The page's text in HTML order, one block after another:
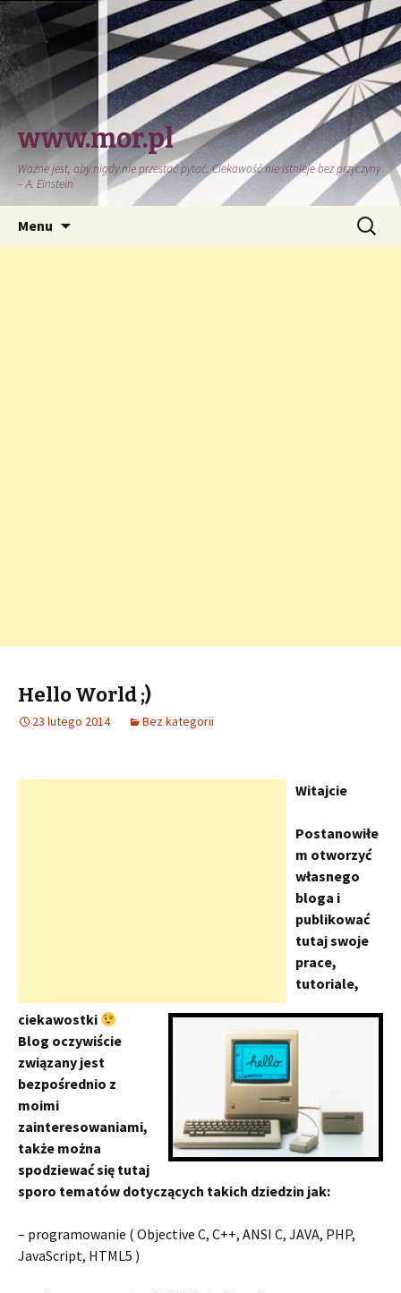
www.mor.pl
Ważne jest, aby nigdy nie przestać pytać. Ciekawość nie istnieje bez przyczyny
– A. Einstein
Menu Szukaj:
Hello World ;)
23 lutego 2014 Bez kategorii
Witajcie
Postanowiłe
m otworzyć
własnego
bloga i
publikować
tutaj swoje
prace,
tutoriale,
ciekawostki
Blog oczywiście
związany jest
bezpośrednio z
moimi
zainteresowaniami,
także można
spodziewać się tutaj
sporo tematów dotyczących takich dziedzin jak:
– programowanie ( Objective C, C++, ANSI C, JAVA, PHP,
JavaScript, HTML5 )